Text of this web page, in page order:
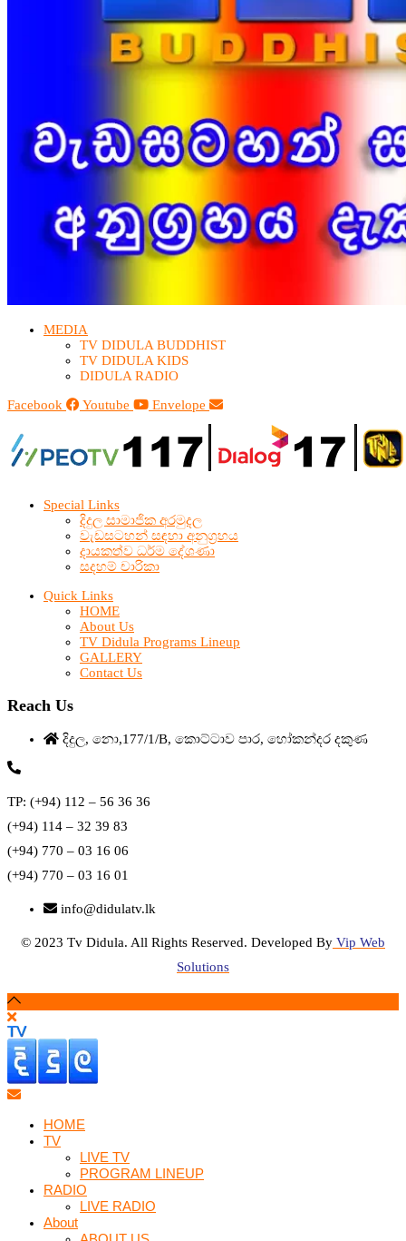
MEDIA
TV DIDULA BUDDHIST​
TV DIDULA KIDS
DIDULA RADIO
Facebook
Youtube Envelope
Special Links
දිදුල සාමාජික අරමුදල
වැඩසටහන් සඳහා අනුග්‍රහය
දායකත්ව ධර්ම දේශණා
සදහම් චාරිකා
Quick Links
HOME
About Us
TV Didula Programs Lineup
GALLERY
Contact Us
Reach Us
දිදුල, නො,177/1/B, කොට්ටාව පාර, හෝකන්දර දකුණ
TP: (+94) 112 – 56 36 36
(+94) 114 – 32 39 83
(+94) 770 – 03 16 06
(+94) 770 – 03 16 01
info@didulatv.lk
© 2023 Tv Didula. All Rights Reserved. Developed By Vip Web
Solutions
HOME
TV
LIVE TV
PROGRAM LINEUP
RADIO
LIVE RADIO
About